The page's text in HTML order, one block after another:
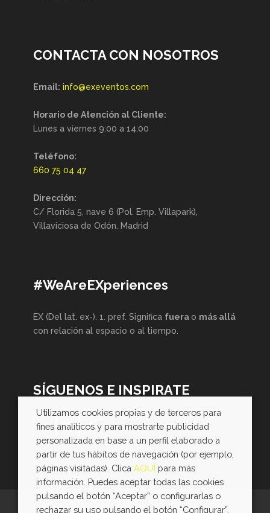
CONTACTA CON NOSOTROS
Email: info@exeventos.com
Horario de Atención al Cliente:
Lunes a viernes 9:00 a 14:00
Teléfono:
660 75 04 47
Dirección:
C/ Florida 5, nave 6 (Pol. Emp. Villapark),
Villaviciosa de Odón. Madrid
#WeAreEXperiences
EX (Del lat. ex-). 1. pref. Significa fuera o más allá
con relación al espacio o al tiempo.
SÍGUENOS E INSPIRATE
Utilizamos cookies propias y de terceros para
fines analíticos y para mostrarte publicidad
personalizada en base a un perfil elaborado a
partir de tus hábitos de navegación (por ejemplo,
páginas visitadas). Clica AQUÍ para más
información. Puedes aceptar todas las cookies
pulsando el botón “Aceptar” o configurarlas o
rechazar su uso pulsando el botón “Configurar”.